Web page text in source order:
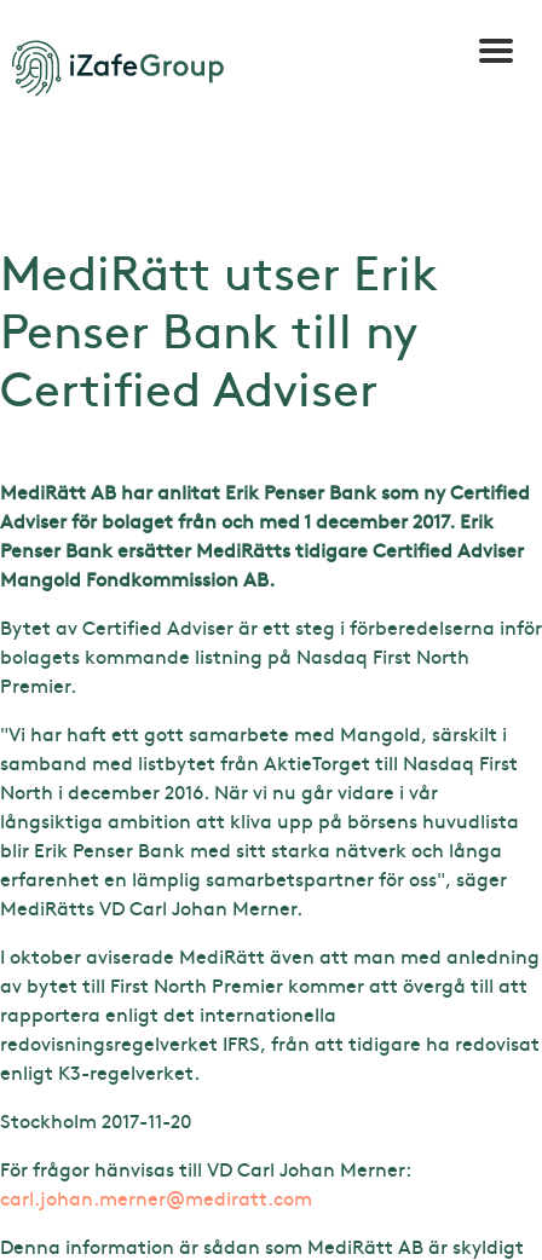
MediRätt utser Erik
Penser Bank till ny
Certified Adviser
MediRätt AB har anlitat Erik Penser Bank som ny Certified
Adviser för bolaget från och med 1 december 2017. Erik
Penser Bank ersätter MediRätts tidigare Certified Adviser
Mangold Fondkommission AB.
Bytet av Certified Adviser är ett steg i förberedelserna inför
bolagets kommande listning på Nasdaq First North
Premier.
"Vi har haft ett gott samarbete med Mangold, särskilt i
samband med listbytet från AktieTorget till Nasdaq First
North i december 2016. När vi nu går vidare i vår
långsiktiga ambition att kliva upp på börsens huvudlista
blir Erik Penser Bank med sitt starka nätverk och långa
erfarenhet en lämplig samarbetspartner för oss", säger
MediRätts VD Carl Johan Merner.
I oktober aviserade MediRätt även att man med anledning
av bytet till First North Premier kommer att övergå till att
rapportera enligt det internationella
redovisningsregelverket IFRS, från att tidigare ha redovisat
enligt K3-regelverket.
Stockholm 2017-11-20
För frågor hänvisas till VD Carl Johan Merner:
carl.johan.merner@mediratt.com
Denna information är sådan som MediRätt AB är skyldigt